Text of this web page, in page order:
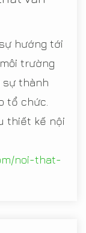
hướng tới
trường
sự thành
tổ chức.
thiết kế nội
noi-that-